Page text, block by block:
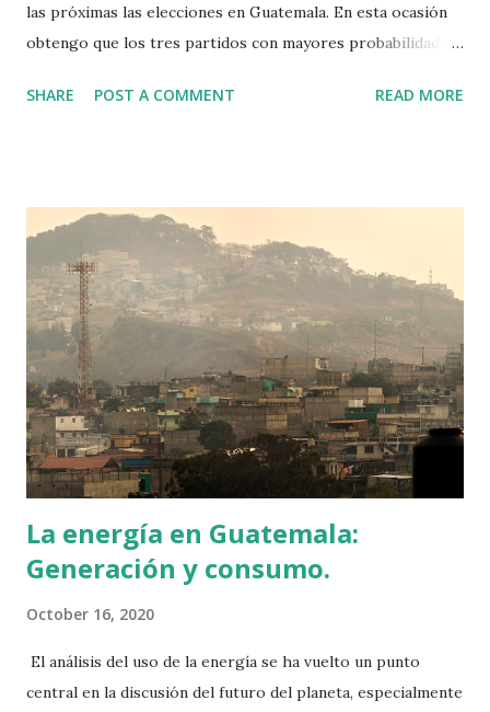
las próximas las elecciones en Guatemala. En esta ocasión
obtengo que los tres partidos con mayores probabilidades
UNIONISTA. Esto lo consigo analizando datos y utilizando
de los datos disponibles, entre otras cosas. A pesar de
esto, es posible analizar el proceso electoral y obtener
conclusiones que puedan darnos una idea de lo que está
pasando. Si bien no es posible predecir el futuro, es
posible analizar el presente con la información disponible.
Datos, datos, datos Para realizar cualquier tipo de análisis
cuantitativo, es necesario tener acceso a una buena cantidad
de datos y que estos sean confiables. Varias de las pro...
SHARE POST A COMMENT READ MORE
La energía en Guatemala:
Generación y consumo.
October 16, 2020
El análisis del uso de la energía se ha vuelto un punto
central en la discusión del futuro del planeta, especialmente